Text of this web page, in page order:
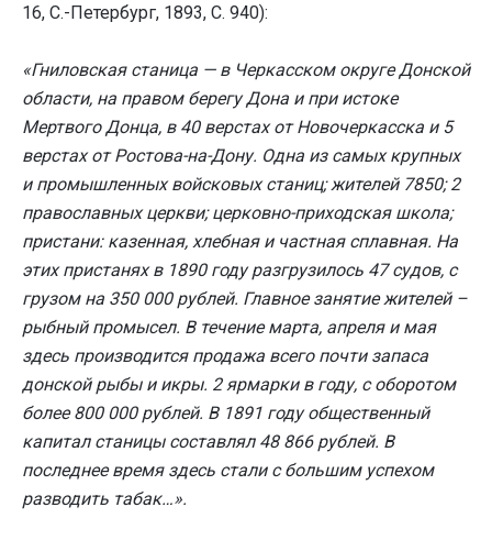
16, С.-Петербург, 1893, С. 940):
«Гниловская станица — в Черкасском округе Донской
области, на правом берегу Дона и при истоке
Мертвого Донца, в 40 верстах от Новочеркасска и 5
верстах от Ростова-на-Дону. Одна из самых крупных
и промышленных войсковых станиц; жителей 7850; 2
православных церкви; церковно-приходская школа;
пристани: казенная, хлебная и частная сплавная. На
этих пристанях в 1890 году разгрузилось 47 судов, с
грузом на 350 000 рублей. Главное занятие жителей –
рыбный промысел. В течение марта, апреля и мая
здесь производится продажа всего почти запаса
донской рыбы и икры. 2 ярмарки в году, с оборотом
более 800 000 рублей. В 1891 году общественный
капитал станицы составлял 48 866 рублей. В
последнее время здесь стали с большим успехом
разводить табак…».